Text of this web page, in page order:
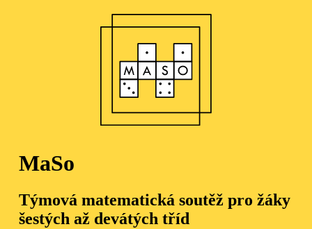
MaSo
Týmová matematická soutěž pro žáky
šestých až devátých tříd